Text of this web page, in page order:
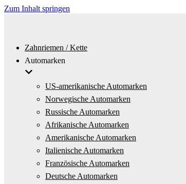
Zum Inhalt springen
Zahnriemen / Kette
Automarken
US-amerikanische Automarken
Norwegische Automarken
Russische Automarken
Afrikanische Automarken
Amerikanische Automarken
Italienische Automarken
Französische Automarken
Deutsche Automarken